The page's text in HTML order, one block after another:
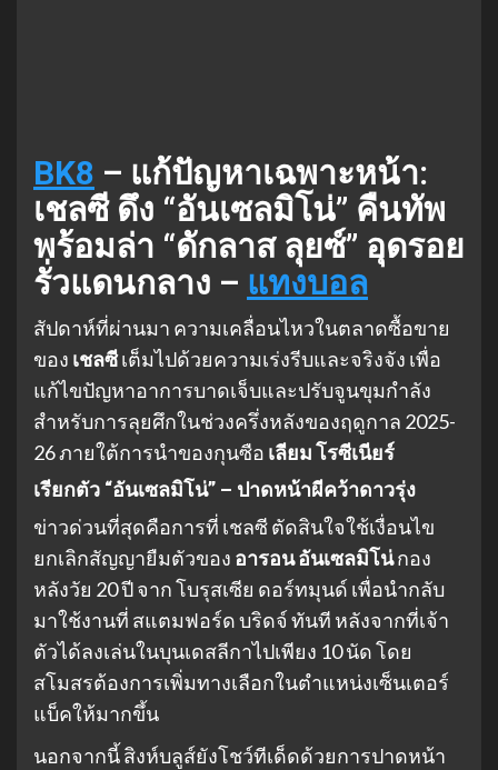
BK8 – แก้ปัญหาเฉพาะหน้า:
เชลซี ดึง “อันเซลมิโน่” คืนทัพ
พร้อมล่า “ดักลาส ลุยซ์” อุดรอย
รั่วแดนกลาง – แทงบอล
สัปดาห์ที่ผ่านมา ความเคลื่อนไหวในตลาดซื้อขาย
ของ เชลซีเต็มไปด้วยความเร่งรีบและจริงจัง เพื่อ
แก้ไขปัญหาอาการบาดเจ็บและปรับจูนขุมกำลัง
สำหรับการลุยศึกในช่วงครึ่งหลังของฤดูกาล 2025-
26 ภายใต้การนำของกุนซือ เลียม โรซีเนียร์
เรียกตัว “อันเซลมิโน่” – ปาดหน้าผีคว้าดาวรุ่ง
ข่าวด่วนที่สุดคือการที่ เชลซี ตัดสินใจใช้เงื่อนไข
ยกเลิกสัญญายืมตัวของ อารอน อันเซลมิโน่กอง
หลังวัย 20 ปี จาก โบรุสเซีย ดอร์ทมุนด์ เพื่อนำกลับ
มาใช้งานที่ สแตมฟอร์ด บริดจ์ ทันที หลังจากที่เจ้า
ตัวได้ลงเล่นในบุนเดสลีกาไปเพียง 10 นัด โดย
สโมสรต้องการเพิ่มทางเลือกในตำแหน่งเซ็นเตอร์
แบ็คให้มากขึ้น
นอกจากนี้ สิงห์บลูส์ยังโชว์ทีเด็ดด้วยการปาดหน้า